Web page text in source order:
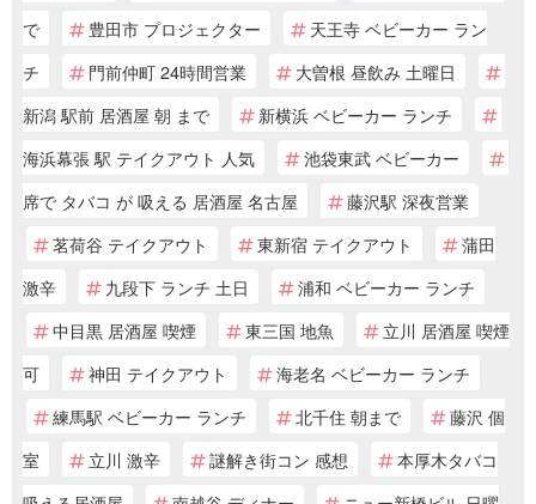
で
豊田市 プロジェクター
天王寺 ベビーカー ラン
チ
門前仲町 24時間営業
大曽根 昼飲み 土曜日
新潟 駅前 居酒屋 朝 まで
新横浜 ベビーカー ランチ
海浜幕張 駅 テイクアウト 人気
池袋東武 ベビーカー
席で タバコ が 吸える 居酒屋 名古屋
藤沢駅 深夜営業
茗荷谷 テイクアウト
東新宿 テイクアウト
蒲田
激辛
九段下 ランチ 土日
浦和 ベビーカー ランチ
中目黒 居酒屋 喫煙
東三国 地魚
立川 居酒屋 喫煙
可
神田 テイクアウト
海老名 ベビーカー ランチ
練馬駅 ベビーカー ランチ
北千住 朝まで
藤沢 個
室
立川 激辛 謎解き街コン 感想
本厚木タバコ